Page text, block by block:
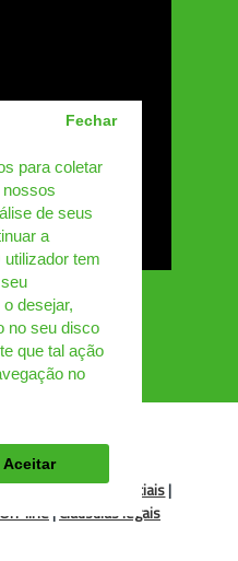
para coletar
de seus
a
utilizador tem
desejar,
no seu disco
que tal ação
no
Fechar
Aceitar
de uso|Redes sociais|
line|Cláusulas legais